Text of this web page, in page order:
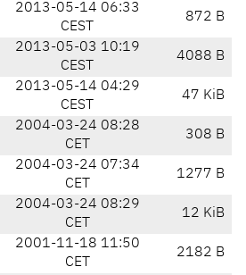
2013-05-14 06:33
CEST
872 B
2013-05-03 10:19
CEST
4088 B
2013-05-14 04:29
CEST
47 KiB
2004-03-24 08:28
CET
308 B
2004-03-24 07:34
CET
1277 B
2004-03-24 08:29
CET
12 KiB
2001-11-18 11:50
CET
2182 B